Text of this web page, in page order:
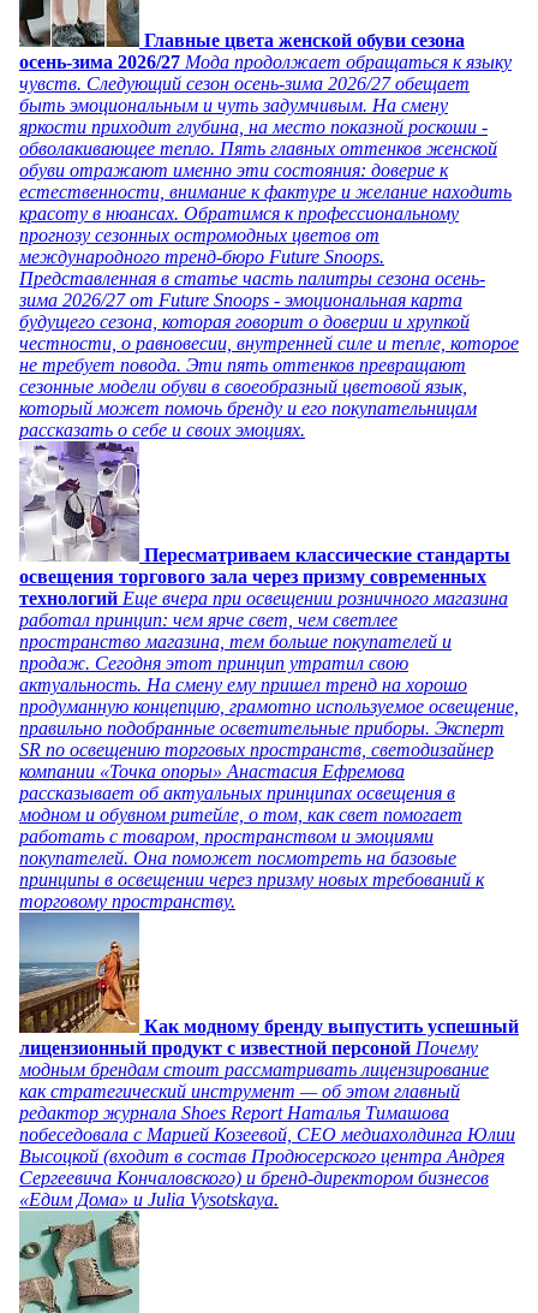
Главные цвета женской обуви сезона
осень-зима 2026/27 Мода продолжает обращаться к языку
чувств. Следующий сезон осень-зима 2026/27 обещает
быть эмоциональным и чуть задумчивым. На смену
яркости приходит глубина, на место показной роскоши -
обволакивающее тепло. Пять главных оттенков женской
обуви отражают именно эти состояния: доверие к
естественности, внимание к фактуре и желание находить
красоту в нюансах. Обратимся к профессиональному
прогнозу сезонных остромодных цветов от
международного тренд-бюро Future Snoops.
Представленная в статье часть палитры сезона осень-
зима 2026/27 от Future Snoops - эмоциональная карта
будущего сезона, которая говорит о доверии и хрупкой
честности, о равновесии, внутренней силе и тепле, которое
не требует повода. Эти пять оттенков превращают
сезонные модели обуви в своеобразный цветовой язык,
который может помочь бренду и его покупательницам
рассказать о себе и своих эмоциях.
Пересматриваем классические стандарты
освещения торгового зала через призму современных
технологий Еще вчера при освещении розничного магазина
работал принцип: чем ярче свет, чем светлее
пространство магазина, тем больше покупателей и
продаж. Сегодня этот принцип утратил свою
актуальность. На смену ему пришел тренд на хорошо
продуманную концепцию, грамотно используемое освещение,
правильно подобранные осветительные приборы. Эксперт
SR по освещению торговых пространств, светодизайнер
компании «Точка опоры» Анастасия Ефремова
рассказывает об актуальных принципах освещения в
модном и обувном ритейле, о том, как свет помогает
работать с товаром, пространством и эмоциями
покупателей. Она поможет посмотреть на базовые
принципы в освещении через призму новых требований к
торговому пространству.
Как модному бренду выпустить успешный
лицензионный продукт с известной персоной Почему
модным брендам стоит рассматривать лицензирование
как стратегический инструмент — об этом главный
редактор журнала Shoes Report Наталья Тимашова
побеседовала с Марией Козеевой, СЕО медиахолдинга Юлии
Высоцкой (входит в состав Продюсерского центра Андрея
Сергеевича Кончаловского) и бренд-директором бизнесов
«Едим Дома» и Julia Vysotskaya.